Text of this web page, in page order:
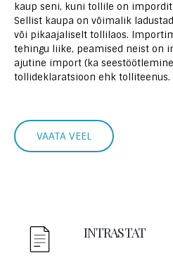
kaup seni, kuni tollile on
Sellist kaupa on võimalik
või pikaajaliselt tollilaos.
tehingu liike, peamised neist on
ajutine import (ka
tollideklaratsioon ehk tolliteenus.
VAATA VEEL
INTRASTAT